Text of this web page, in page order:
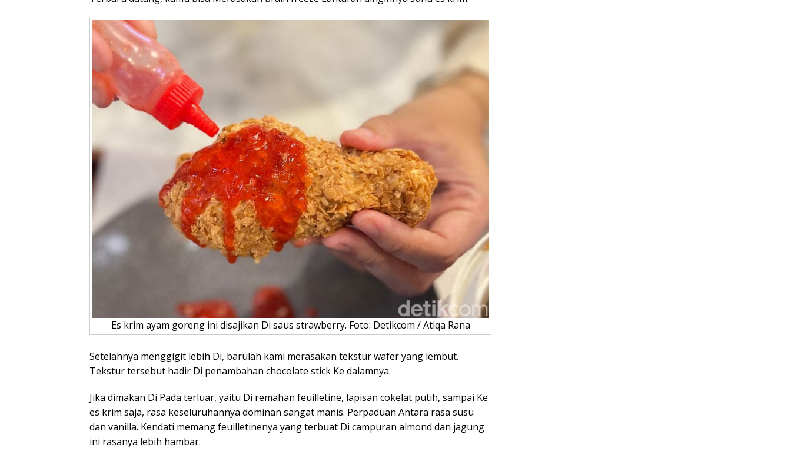
Es krim ayam goreng ini disajikan Di saus strawberry. Foto: Detikcom / Atiqa Rana
Setelahnya menggigit lebih Di, barulah kami merasakan tekstur wafer yang lembut.
Tekstur tersebut hadir Di penambahan chocolate stick Ke dalamnya.
Jika dimakan Di Pada terluar, yaitu Di remahan feuilletine, lapisan cokelat putih, sampai Ke
es krim saja, rasa keseluruhannya dominan sangat manis. Perpaduan Antara rasa susu
dan vanilla. Kendati memang feuilletinenya yang terbuat Di campuran almond dan jagung
ini rasanya lebih hambar.